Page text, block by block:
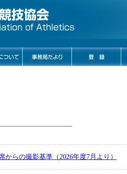
からの撮影基準（2026年度7月より）